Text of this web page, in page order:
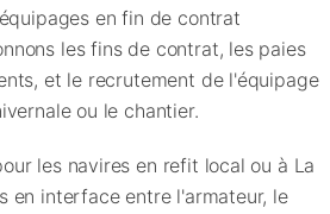
en fin de contrat
les fins de contrat, les paies
et le recrutement de l'équipage
ou le chantier.
les navires en refit local ou à La
en interface entre l'armateur, le